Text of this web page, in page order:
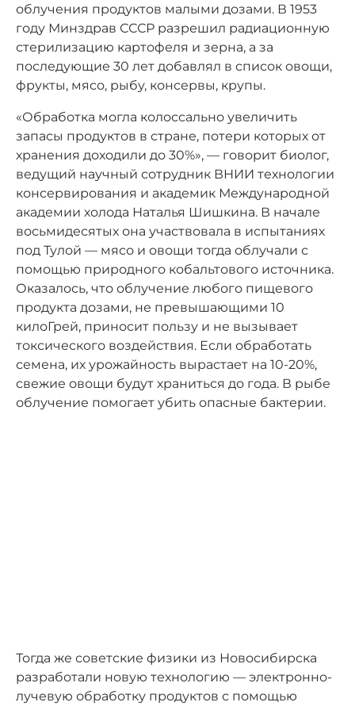
облучения продуктов малыми дозами. В 1953
году Минздрав СССР разрешил радиационную
стерилизацию картофеля и зерна, а за
последующие 30 лет добавлял в список овощи,
фрукты, мясо, рыбу, консервы, крупы.
«Обработка могла колоссально увеличить
запасы продуктов в стране, потери которых от
хранения доходили до 30%», — говорит биолог,
ведущий научный сотрудник ВНИИ технологии
консервирования и академик Международной
академии холода Наталья Шишкина. В начале
восьмидесятых она участвовала в испытаниях
под Тулой — мясо и овощи тогда облучали с
помощью природного кобальтового источника.
Оказалось, что облучение любого пищевого
продукта дозами, не превышающими 10
килоГрей, приносит пользу и не вызывает
токсического воздействия. Если обработать
семена, их урожайность вырастает на 10-20%,
свежие овощи будут храниться до года. В рыбе
облучение помогает убить опасные бактерии.
Тогда же советские физики из Новосибирска
разработали новую технологию — электронно-
лучевую обработку продуктов с помощью